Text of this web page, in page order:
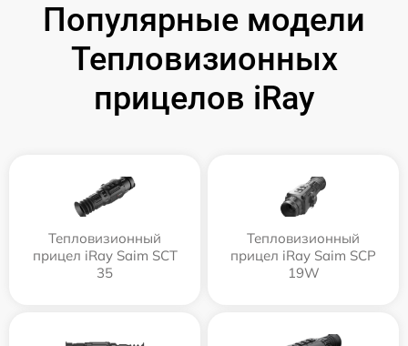
Популярные модели
Тепловизионных
прицелов iRay
Тепловизионный
прицел iRay Saim SCT
35
Тепловизионный
прицел iRay Saim SCP
19W